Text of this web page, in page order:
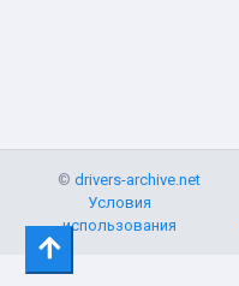
©drivers-archive.net
Условия
использования